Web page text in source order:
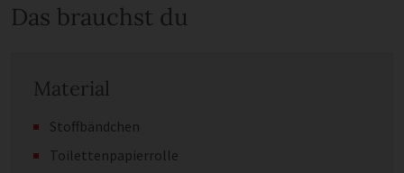
Das brauchst du
Material
Stoffbändchen
Toilettenpapierrolle